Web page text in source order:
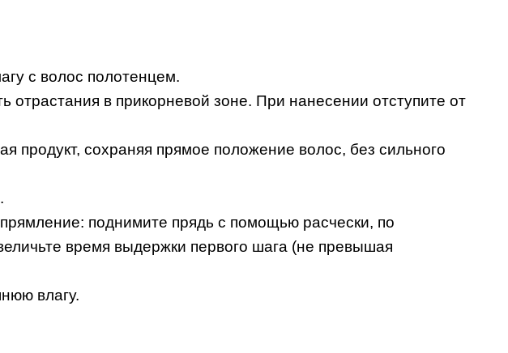
с волос полотенцем.
в прикорневой зоне. При нанесении отступите от
продукт, сохраняя прямое положение волос, без сильного
поднимите прядь с помощью расчески, по
время выдержки первого шага (не превышая
влагу.